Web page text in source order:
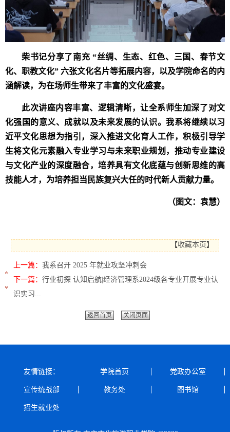
柴书记分享了南充 “丝绸、生态、红色、三国、春节文
化、职教文化” 六张文化名片等拓展内容， 以及学院命名的内
涵解读， 为在场师生带来了丰富的文化盛宴。
此次讲座内容丰富、逻辑清晰，让全系师生加深了对文
化强国的意义、成就以及未来发展的认识。我系将继续以习
近平文化思想为指引，深入推进文化育人工作，积极引导学
生将文化元素融入专业学习与未来职业规划，推动专业建设
与文化产业的深度融合，培养具有文化底蕴与创新思维的高
技能人才， 为培养担当民族复兴大任的时代新人贡献力量。
（图文：袁慧）
【收藏本页 】
上一篇： 我系召开 2025 年就业攻坚冲刺会
下一篇： 行业初探 认知启航|经济管理系2024级各专业开展专业认
识实习...
返回首页 关闭页面
友情链接： 学院首页 党政办公室
宣传统战部 教务处 图书馆
招生就业处